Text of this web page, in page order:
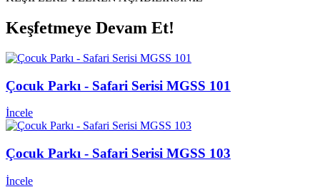
Keşfetmeye Devam Et!
Çocuk Parkı - Safari Serisi MGSS 101
İncele
Çocuk Parkı - Safari Serisi MGSS 103
İncele